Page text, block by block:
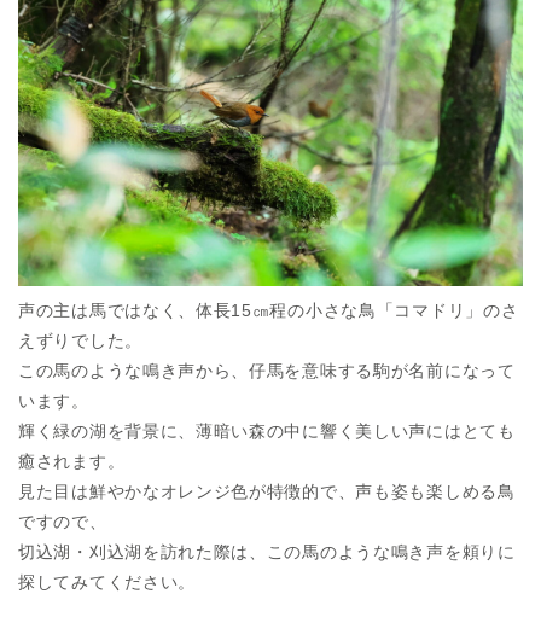
声の主は馬ではなく、体長15㎝程の小さな鳥「コマドリ」のさ
えずりでした。
この馬のような鳴き声から、仔馬を意味する駒が名前になって
います。
輝く緑の湖を背景に、薄暗い森の中に響く美しい声にはとても
癒されます。
見た目は鮮やかなオレンジ色が特徴的で、声も姿も楽しめる鳥
ですので、
切込湖・刈込湖を訪れた際は、この馬のような鳴き声を頼りに
探してみてください。